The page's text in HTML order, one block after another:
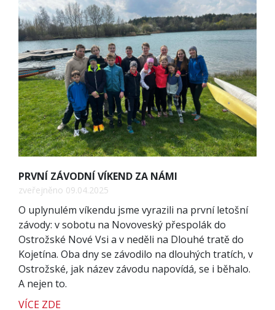
PRVNÍ ZÁVODNÍ VÍKEND ZA NÁMI
zveřejněno 09.04.2025
O uplynulém víkendu jsme vyrazili na první letošní
závody: v sobotu na Novoveský přespolák do
Ostrožské Nové Vsi a v neděli na Dlouhé tratě do
Kojetína. Oba dny se závodilo na dlouhých tratích, v
Ostrožské, jak název závodu napovídá, se i běhalo.
A nejen to.
VÍCE ZDE